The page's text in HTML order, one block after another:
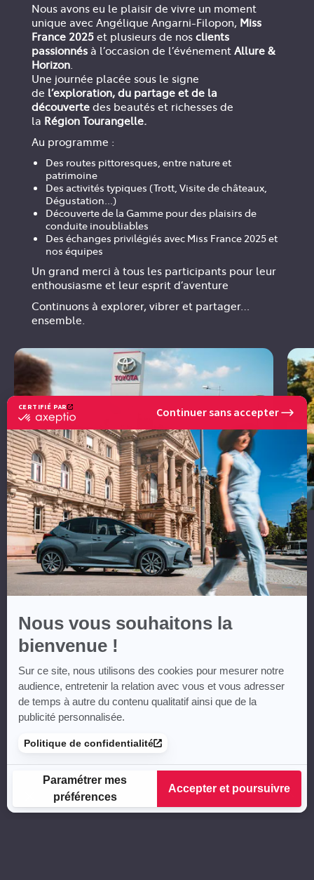
CERTIFIÉ PAR
certifié
Axeptio
-
En
savoir
plus
sur
Axeptio
Continuer sans accepter
Nous vous souhaitons la
bienvenue !
Sur ce site, nous utilisons des cookies pour mesurer notre
audience, entretenir la relation avec vous et vous adresser
de temps à autre du contenu qualitatif ainsi que de la
publicité personnalisée.
Politique de confidentialité
Paramétrer mes
préférences
Accepter et poursuivre
Nous avons eu le plaisir de vivre un moment
unique avec Angélique Angarni-Filopon, Miss
France 2025et plusieurs de nos clients
passionnésà l’occasion de l’événement Allure &
Horizon.
Une journée placée sous le signe
de l’exploration, du partage et de la
découvertedes beautés et richesses de
la Région Tourangelle.
Au programme :
Des routes pittoresques, entre nature et
patrimoine
Des activités typiques (Trott, Visite de châteaux,
Dégustation...)
Découverte de la Gamme pour des plaisirs de
conduite inoubliables
Des échanges privilégiés avec Miss France 2025 et
nos équipes
Un grand merci à tous les participants pour leur
enthousiasme et leur esprit d’aventure
Continuons à explorer, vibrer et partager…
ensemble.